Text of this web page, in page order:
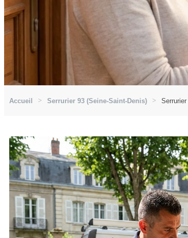
Accueil Serrurier 93 (Seine-Saint-Denis)